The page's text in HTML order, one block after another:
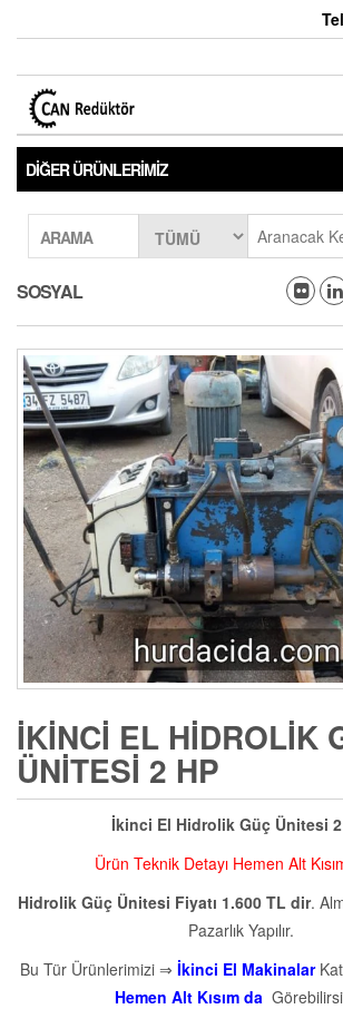
DIĞER ÜRÜNLERIMIZ
ARAMA
SOSYAL
İKINCI EL HIDROLIK
ÜNITESI 2 HP
İkinci El Hidrolik Güç Ünitesi
Ürün Teknik Detayı Hemen Alt
Hidrolik Güç Ünitesi Fiyatı 1.600 TL dir.
Pazarlık Yapılır.
Bu Tür Ürünlerimizi ⇒ İkinci El Makinalar
Hemen Alt Kısım da